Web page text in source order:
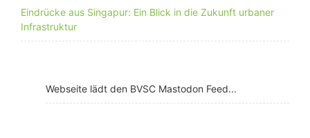
Eindrücke aus Singapur: Ein Blick in die Zukunft urbaner
Infrastruktur
Webseite lädt den BVSC Mastodon Feed...